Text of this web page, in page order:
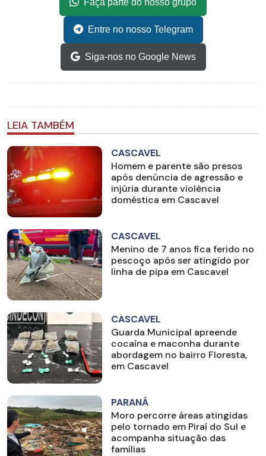
Faça parte do nosso grupo
Entre no nosso Telegram
Siga-nos no Google News
LEIA TAMBÉM
CASCAVEL
Homem e parente são presos
após denúncia de agressão e
injúria durante violência
doméstica em Cascavel
CASCAVEL
Menino de 7 anos fica ferido no
pescoço após ser atingido por
linha de pipa em Cascavel
CASCAVEL
Guarda Municipal apreende
cocaína e maconha durante
abordagem no bairro Floresta,
em Cascavel
PARANÁ
Moro percorre áreas atingidas
pelo tornado em Piraí do Sul e
acompanha situação das
famílias